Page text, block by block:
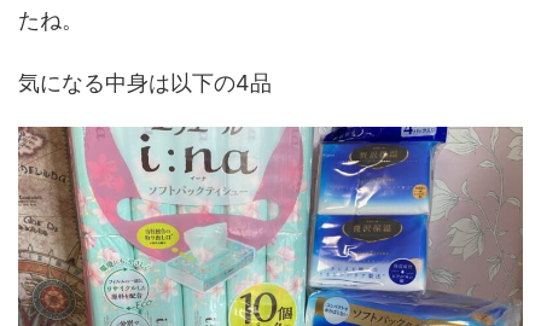
たね。
気になる中身は以下の4品